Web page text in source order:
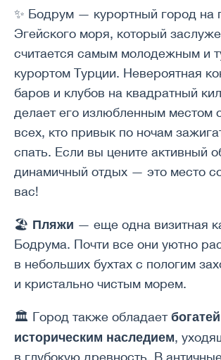
✨ Бодрум — курортный город на
Эгейского моря, который
считается самым молодежным и
курортом Турции. Невероятная
баров и клубов на квадратный
делает его излюбленным местом
всех, кто привык по ночам
спать. Если вы цените активный
динамичный отдых — это место
вас!
🏖 Пляжи — еще одна визитная
Бодрума. Почти все они уютно
в небольших бухтах с пологим
и кристально чистым морем.
🏛 Город также обладает
историческим наследием,
в глубокую древность. В